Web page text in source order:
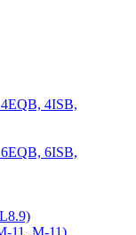
4ISB,
6ISB,
11, M-11)